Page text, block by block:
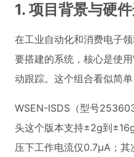
1. 项目背景与硬
在工业自动化和消费电子
要搭建的系统，核心是使
动跟踪。这个组合看似简
WSEN-ISDS（型号
头这个版本支持±2g到
压下工作电流仅0.7μA；